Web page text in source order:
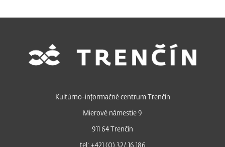
Kultúrno-informačné centrum Trenčín
Mierové námestie 9
911 64 Trenčín
tel: +421 (0) 32/ 16 186